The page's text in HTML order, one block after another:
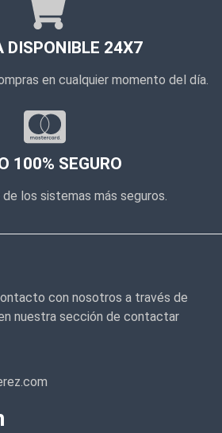
DISPONIBLE 24X7
en cualquier momento del día.
100% SEGURO
los sistemas más seguros.
con nosotros a través de
nuestra sección de contactar